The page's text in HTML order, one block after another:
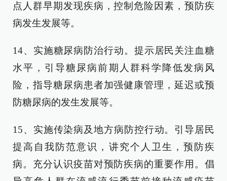
点人群早期发现疾病，控制危险因素，预防疾
病发生发展等。
14、实施糖尿病防治行动。提示居民关注血糖
水平，引导糖尿病前期人群科学降低发病风
险，指导糖尿病患者加强健康管理，延迟或预
防糖尿病的发生发展等。
15、实施传染病及地方病防控行动。引导居民
提高自我防范意识，讲究个人卫生，预防疾
病。充分认识疫苗对预防疾病的重要作用。倡